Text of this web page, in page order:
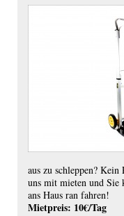
aus zu schleppen?
uns mit mieten und Sie
ans Haus ran fahren!
Mietpreis: 10€/Tag